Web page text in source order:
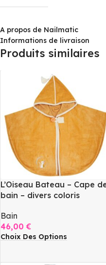
A propos de Nailmatic
Informations de livraison
Produits similaires
L’Oiseau Bateau – Cape
bain – divers coloris
Bain
46,00€
Choix Des Options